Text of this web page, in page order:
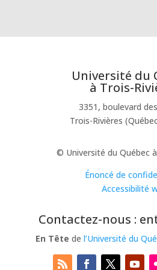
Université du
à Trois-
3351, boulevard
Trois-Rivières
© Université du Québec
Énoncé de
Accessibilité
Contactez-nous :
En Tête del’Université du